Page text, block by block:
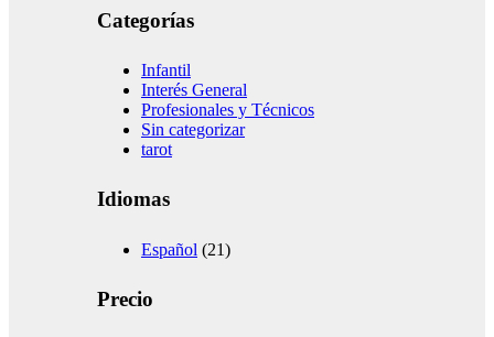
Categorías
Infantil
Interés General
Profesionales y Técnicos
Sin categorizar
tarot
Idiomas
Español (21)
Precio